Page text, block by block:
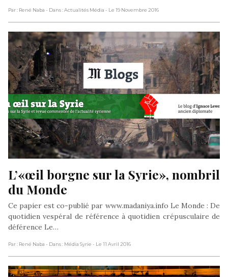
Par : René Naba - Dans : Actualités Média - Le 19 Novembre 2016
L’«œil borgne sur la Syrie», nombril
du Monde
Ce papier est co-publié par www.madaniya.info Le Monde : De
quotidien vespéral de référence à quotidien crépusculaire de
déférence Le…
Par : René Naba - Dans : Média Syrie - Le 11 Avril 2016